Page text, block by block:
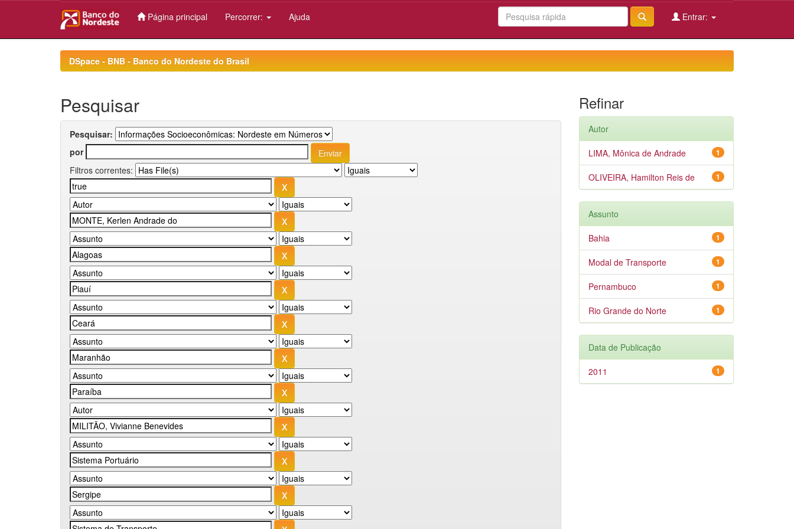
Página principal Percorrer: Ajuda Entrar:
DSpace - BNB - Banco do Nordeste do Brasil
Pesquisar
Pesquisar:
por
Filtros correntes:
Refinar
Autor
1
LIMA, Mônica de Andrade
1
OLIVEIRA, Hamilton Reis de
Assunto
1
Bahia
1
Modal de Transporte
1
Pernambuco
1
Rio Grande do Norte
Data de Publicação
1
2011